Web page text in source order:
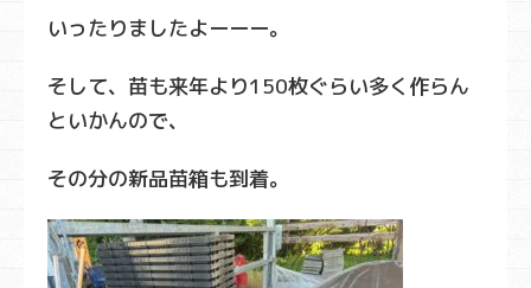
いったりましたよーーー。
そして、苗も来年より150枚ぐらい多く作らん
といかんので、
その分の新品苗箱も到着。